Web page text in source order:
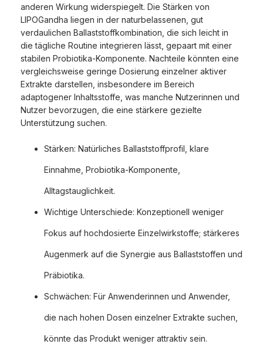
anderen Wirkung widerspiegelt. Die Stärken von
LIPOGandha liegen in der naturbelassenen, gut
verdaulichen Ballaststoffkombination, die sich leicht in
die tägliche Routine integrieren lässt, gepaart mit einer
stabilen Probiotika-Komponente. Nachteile könnten eine
vergleichsweise geringe Dosierung einzelner aktiver
Extrakte darstellen, insbesondere im Bereich
adaptogener Inhaltsstoffe, was manche Nutzerinnen und
Nutzer bevorzugen, die eine stärkere gezielte
Unterstützung suchen.
Stärken: Natürliches Ballaststoffprofil, klare
Einnahme, Probiotika-Komponente,
Alltagstauglichkeit.
Wichtige Unterschiede: Konzeptionell weniger
Fokus auf hochdosierte Einzelwirkstoffe; stärkeres
Augenmerk auf die Synergie aus Ballaststoffen und
Präbiotika.
Schwächen: Für Anwenderinnen und Anwender,
die nach hohen Dosen einzelner Extrakte suchen,
könnte das Produkt weniger attraktiv sein.